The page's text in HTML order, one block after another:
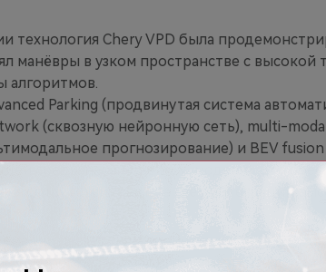
технология Chery VPD была
манёвры в узком пространстве с высокой
алгоритмов.
Parking (продвинутая система
(сквозную нейронную сеть), multi-
прогнозирование) и BEV
среды на основе BEV-модели). Это
отсутствия карт, за счёт интеграции
учитывает поведение пешеходов и
скорость автомобиля или